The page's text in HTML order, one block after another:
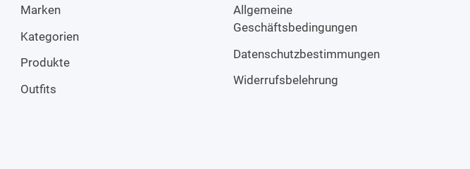
Marken
Kategorien
Produkte
Outfits
Allgemeine
Geschäftsbedingungen
Datenschutzbestimmungen
Widerrufsbelehrung